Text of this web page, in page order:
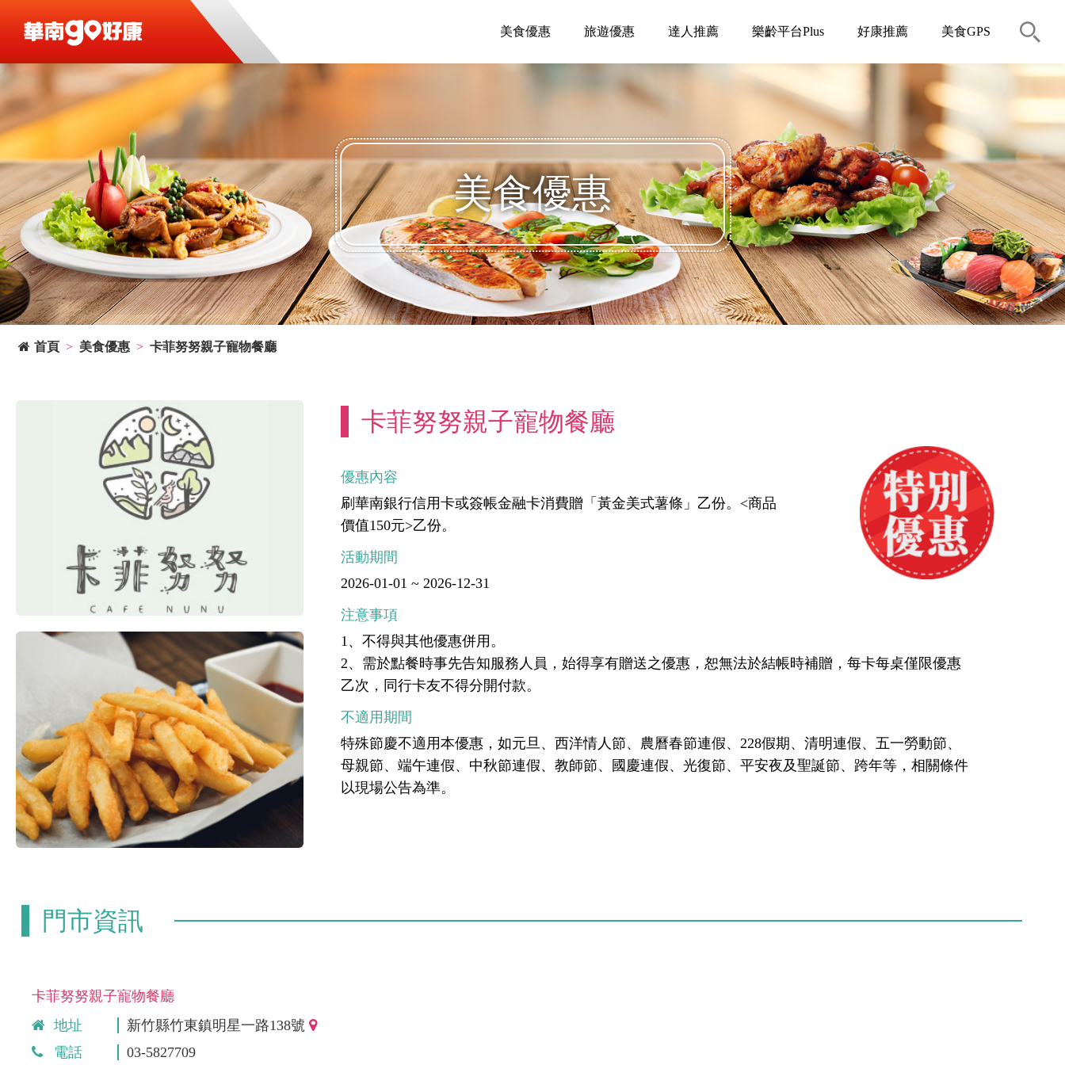
美食優惠 旅遊優惠 達人推薦 樂齡平台Plus 好康推薦 美食GPS
美食優惠
首頁 美食優惠 卡菲努努親子寵物餐廳
卡菲努努親子寵物餐廳
優惠內容
刷華南銀行信用卡或簽帳金融卡消費贈「黃金美式薯條」乙份。<商品
價值150元>乙份。
活動期間
2026-01-01 ~ 2026-12-31
注意事項
1、不得與其他優惠併用。
2、需於點餐時事先告知服務人員，始得享有贈送之優惠，恕無法於結帳時補贈，每卡每桌僅限優惠
乙次，同行卡友不得分開付款。
不適用期間
特殊節慶不適用本優惠，如元旦、西洋情人節、農曆春節連假、228假期、清明連假、五一勞動節、
母親節、端午連假、中秋節連假、教師節、國慶連假、光復節、平安夜及聖誕節、跨年等，相關條件
以現場公告為準。
門市資訊
卡菲努努親子寵物餐廳
地址
新竹縣竹東鎮明星一路138號
電話
03-5827709